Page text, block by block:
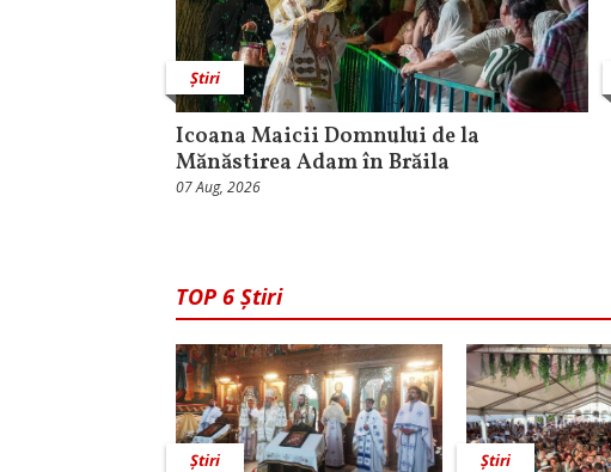
Știri
Icoana Maicii Domnului de la
Mănăstirea Adam în Brăila
07 Aug, 2026
TOP 6 Știri
Știri Știri